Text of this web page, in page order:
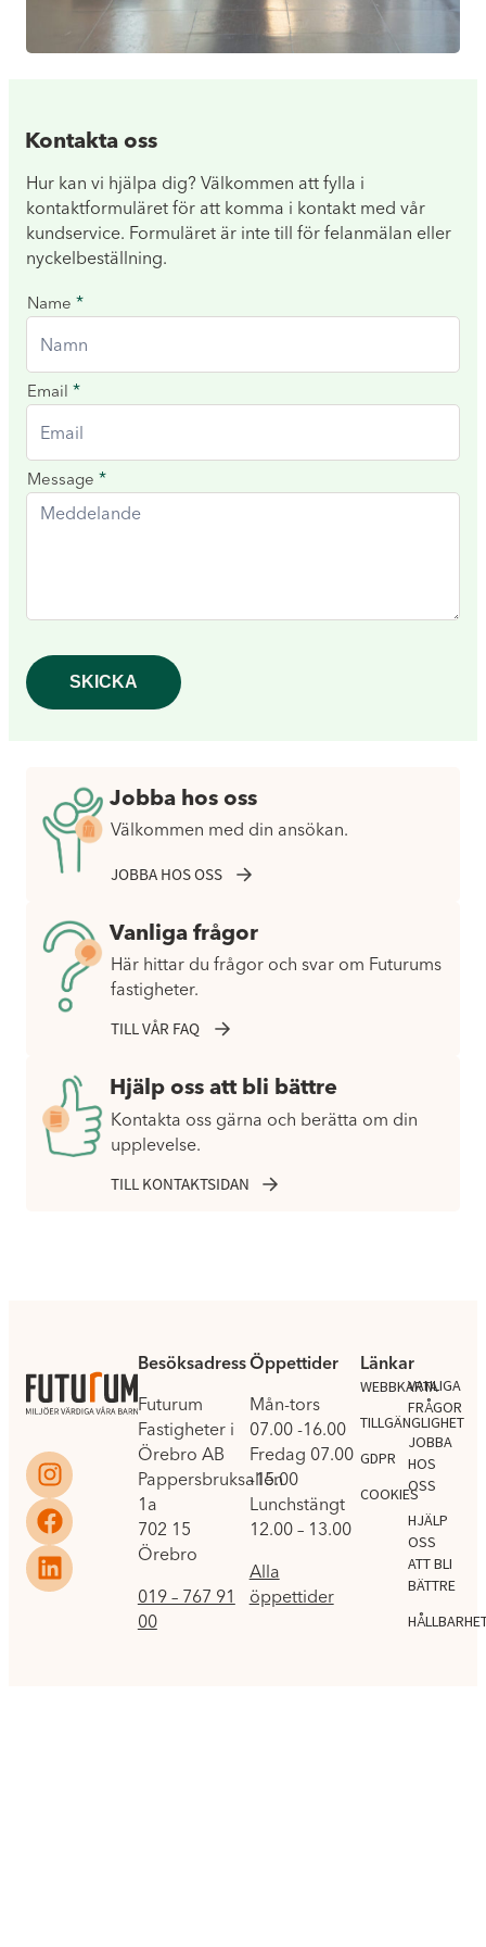
Kontakta oss
Hur kan vi hjälpa dig? Välkommen att fylla i
kontaktformuläret för att komma i kontakt med vår
kundservice. Formuläret är inte till för felanmälan eller
nyckelbeställning.
Kontakta
oss
Name *
Email *
Message *
SKICKA
Jobba hos oss
Välkommen med din ansökan.
JOBBA HOS OSS
Vanliga frågor
Här hittar du frågor och svar om Futurums
fastigheter.
TILL VÅR FAQ
Hjälp oss att bli bättre
Kontakta oss gärna och berätta om din
upplevelse.
TILL KONTAKTSIDAN
Besöksadress
Futurum
Fastigheter i
Örebro AB
Pappersbruksallén
1a
702 15
Örebro
019 – 767 91
00
Öppettider
Mån-tors
07.00 -16.00
Fredag 07.00
-15.00
Lunchstängt
12.00 – 13.00
Alla
öppettider
Länkar
WEBBKARTA
TILLGÄNGLIGHET
GDPR
COOKIES
.
VANLIGA
FRÅGOR
JOBBA
HOS
OSS
HJÄLP
OSS
ATT BLI
BÄTTRE